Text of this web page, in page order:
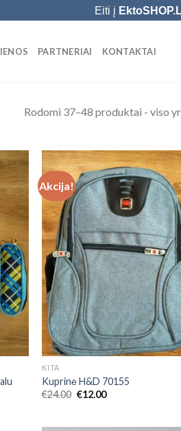
Eiti į
PARTNERIAI KONTAKTAI
Rodomi 37–48 produktai - viso
to
Akcija!
KITA
Kuprinė H&D 70155
€24.00 €12.00